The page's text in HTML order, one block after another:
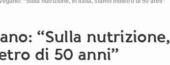
“Sulla nutrizione,
di 50 anni”